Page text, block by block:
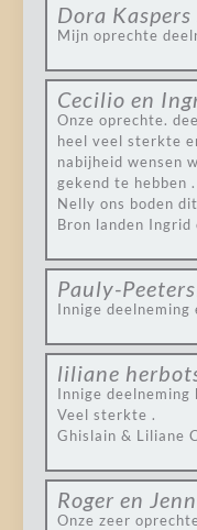
Dora Kaspers
Mijn oprechte
Cecilio en
Onze oprechte.
heel veel sterkte
nabijheid wensen
gekend te hebben
Nelly ons boden
Bron landen Ingrid
Pauly-
Innige
liliane
Innige
Veel sterkte .
Ghislain & Liliane
Roger en
Onze zeer